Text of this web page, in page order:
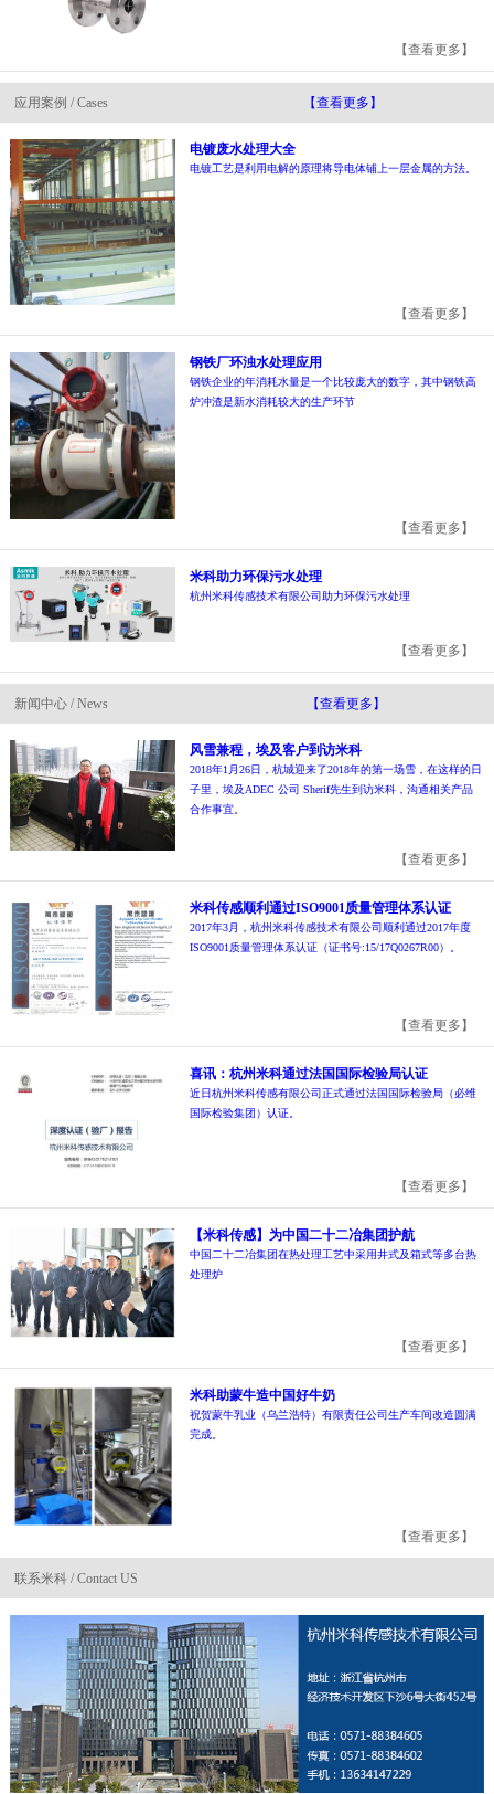
【查看更多】
应用案例 / Cases 【查看更多】
电镀废水处理大全
电镀工艺是利用电解的原理将导电体铺上一层金属的方法。
【查看更多】
钢铁厂环浊水处理应用
钢铁企业的年消耗水量是一个比较庞大的数字，其中钢铁高
炉冲渣是新水消耗较大的生产环节
【查看更多】
米科助力环保污水处理
杭州米科传感技术有限公司助力环保污水处理
【查看更多】
新闻中心 / News 【查看更多】
风雪兼程，埃及客户到访米科
2018年1月26日，杭城迎来了2018年的第一场雪，在这样的日
子里，埃及ADEC 公司 Sherif先生到访米科，沟通相关产品
合作事宜。
【查看更多】
米科传感顺利通过ISO9001质量管理体系认证
2017年3月，杭州米科传感技术有限公司顺利通过2017年度
ISO9001质量管理体系认证（证书号:15/17Q0267R00）。
【查看更多】
喜讯：杭州米科通过法国国际检验局认证
近日杭州米科传感有限公司正式通过法国国际检验局（必维
国际检验集团）认证。
【查看更多】
【米科传感】为中国二十二冶集团护航
中国二十二冶集团在热处理工艺中采用井式及箱式等多台热
处理炉
【查看更多】
米科助蒙牛造中国好牛奶
祝贺蒙牛乳业（乌兰浩特）有限责任公司生产车间改造圆满
完成。
【查看更多】
联系米科 / Contact US